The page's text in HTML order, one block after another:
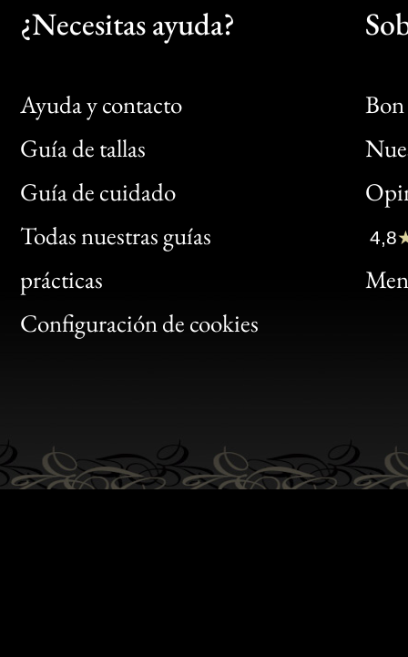
¿Necesitas ayuda?
Ayuda y contacto
Guía de tallas
Guía de cuidado
Todas nuestras guías
prácticas
Configuración de cookies
Bon
Clic
Bon
4,8